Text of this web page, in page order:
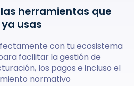
herramientas que
ya usas
con tu ecosistema
facilitar la gestión de
los pagos e incluso el
normativo